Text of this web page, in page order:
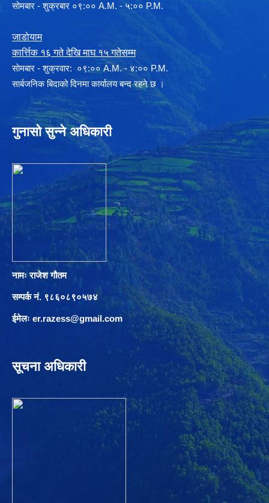
सोमबार - शुक्रबार ०९:०० A.M. - ५:०० P.M.
जाडोयाम
कार्त्तिक १६ गते देखि माघ १५ गतेसम्म
साेमबार - शुक्रवार: ०९:०० A.M. - ४:०० P.M.
सार्बजनिक बिदाको दिनमा कार्यालय बन्द रहने छ ।
गुनासो सुन्ने अधिकारी
नामः राजेश गौतम
सम्पर्क नं. ९८६०८९०५७४
ईमेलः er.razess@gmail.com
सूचना अधिकारी